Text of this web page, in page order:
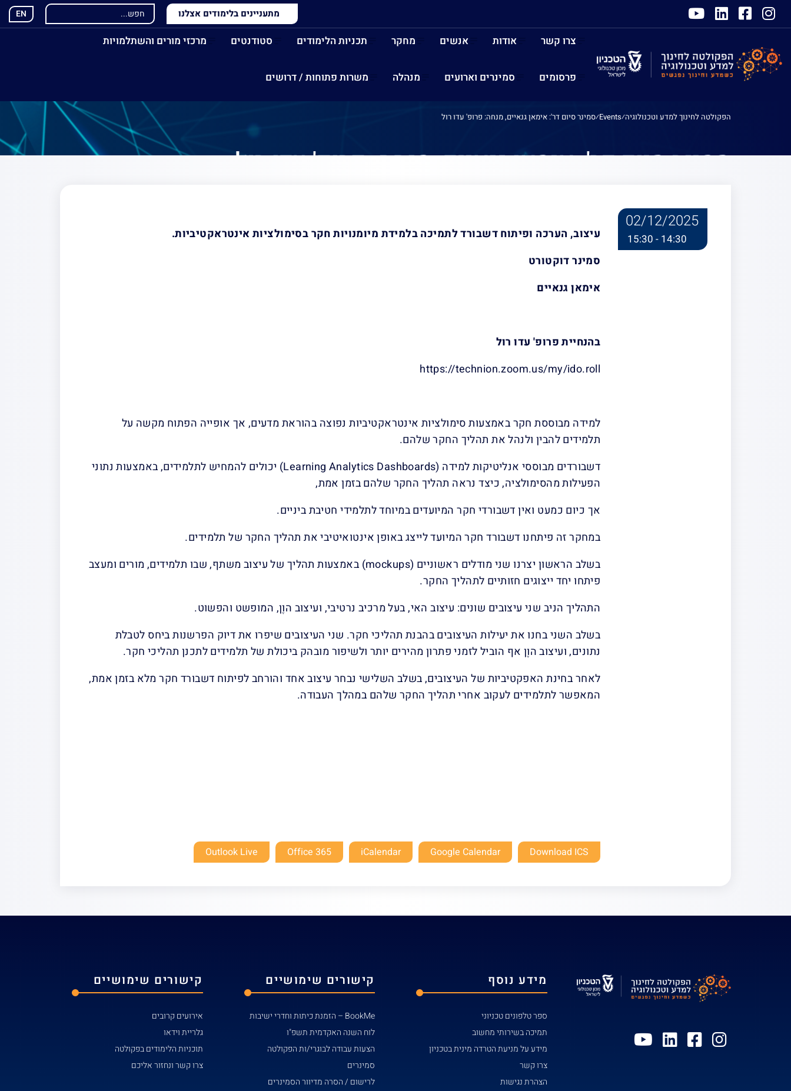
מתעניינים בלימודים אצלנו EN
צרו קשר אודות אנשים מחקר תכניות הלימודים סטודנטים מרכזי מורים והשתלמויות
פרסומים סמינרים וארועים מנהלה משרות פתוחות / דרושים
הפקולטה לחינוך למדע וטכנולוגיה⁄
Events
⁄סמינר סיום דר': אימאן גנאיים, מנחה: פרופ' עדו רול
סמינר סיום דר': אימאן גנאיים, מנחה: פרופ' עדו רול
02/12/2025
14:30 - 15:30
עיצוב, הערכה ופיתוח דשבורד לתמיכה בלמידת מיומנויות חקר בסימולציות אינטראקטיביות.
סמינר דוקטורט
אימאן גנאיים
בהנחיית פרופ' עדו רול
https://technion.zoom.us/my/ido.roll
למידה מבוססת חקר באמצעות סימולציות אינטראקטיביות נפוצה בהוראת מדעים, אך אופייה הפתוח מקשה על
תלמידים להבין ולנהל את תהליך החקר שלהם.
דשבורדים מבוססי אנליטיקות למידה (Learning Analytics Dashboards) יכולים להמחיש לתלמידים, באמצעות נתוני
הפעילות מהסימולציה, כיצד נראה תהליך החקר שלהם בזמן אמת,
אך כיום כמעט ואין דשבורדי חקר המיועדים במיוחד לתלמידי חטיבת ביניים.
במחקר זה פיתחנו דשבורד חקר המיועד לייצג באופן אינטואיטיבי את תהליך החקר של תלמידים.
בשלב הראשון יצרנו שני מודלים ראשוניים (mockups) באמצעות תהליך של עיצוב משתף, שבו תלמידים, מורים ומעצב
פיתחו יחד ייצוגים חזותיים לתהליך החקר.
התהליך הניב שני עיצובים שונים: עיצוב האי, בעל מרכיב נרטיבי, ועיצוב הוֶן, המופשט והפשוט.
בשלב השני בחנו את יעילות העיצובים בהבנת תהליכי חקר. שני העיצובים שיפרו את דיוק הפרשנות ביחס לטבלת
נתונים, ועיצוב הוֶן אף הוביל לזמני פתרון מהירים יותר ולשיפור מובהק ביכולת של תלמידים לתכנן תהליכי חקר.
לאחר בחינת האפקטיביות של העיצובים, בשלב השלישי נבחר עיצוב אחד והורחב לפיתוח דשבורד חקר מלא בזמן אמת,
המאפשר לתלמידים לעקוב אחרי תהליך החקר שלהם במהלך העבודה.
Download ICS
Google Calendar
iCalendar
Office 365
Outlook Live
מידע נוסף
ספר טלפונים טכניוני
תמיכה בשירותי מחשוב
מידע על מניעת הטרדה מינית בטכניון
צרו קשר
הצהרת נגישות
קישורים שימושיים
BookMe – הזמנת כיתות וחדרי ישיבות
לוח השנה האקדמית תשפ"ו
הצעות עבודה לבוגרי/ות הפקולטה
סמינרים
לרישום / הסרה מדיוור הסמינרים
קישורים שימושיים
אירועים קרובים
גלריית וידאו
תוכניות הלימודים בפקולטה
צרו קשר ונחזור אליכם